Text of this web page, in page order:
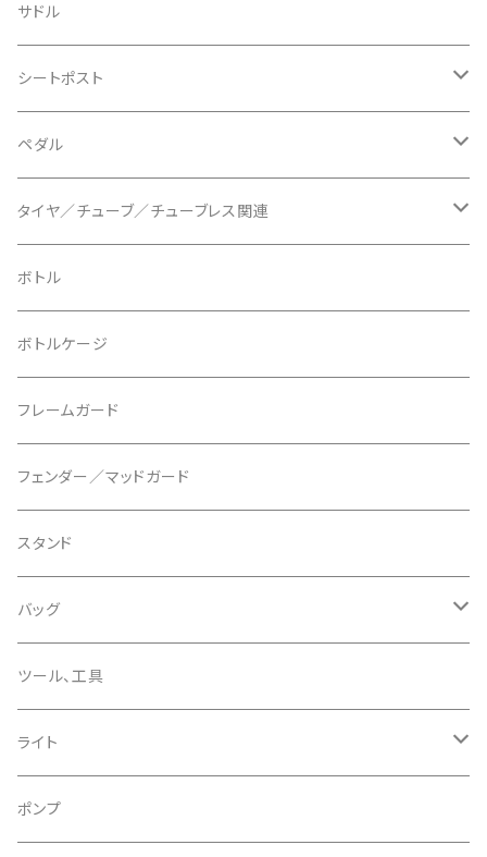
BLACKBURN/ブラックバーン
BLB/ビーエルビー
BLUEGRASS/ブルーグラス
BONTRAGER/ボントレガー
BURGTEC/バーグテック
BUSCH＋MULLER/ブッシュ＆ミュラー
CAMELBAK/キャメルバッグ
CERAMIC SPEED/セラミックスピード
CHRIS KING/クリスキング
CHROMAG/クロマグ
CHROME/クローム
CONTINENTAL/コンチネンタル
CRANE/クレーン
ケーブル類
チェーンガイド／キャッチャー
チェーンリング
ディスクブレーキ
ブレーキローター
ブレーキパッド
ディレーラーハンガー
トップキャップ
ベル
ボトムブラケット
リアディレーラー
チェーン
バーテープ
グリップカラー / バーエンドキャップ
サドル
シートポスト
ドロッパーポスト
シートクランプ
ペダル
ビンディングペダル
フラットペダル
クリート
タイヤ／チューブ／チューブレス関連
700c
29" / 27.5"
〜26"
タイヤインサート
リムテープ
チューブレスバルブ/ バルブキャップ
シーラント
ボトル
ボトルケージ
フレームガード
フェンダー／マッドガード
スタンド
バッグ
サドルバッグ
サコッシュ
バックパック
ツール、工具
ライト
フロントライト
ポンプ